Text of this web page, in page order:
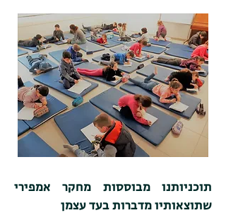
תוכניותנו מבוססות מחקר אמפירי
שתוצאותיו מדברות בעד עצמן